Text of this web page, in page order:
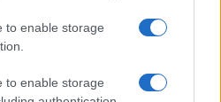
to enable storage
to enable storage